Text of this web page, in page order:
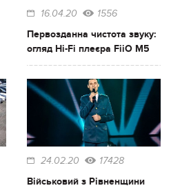
16.04.20 1556
Первозданна чистота звуку:
огляд Hi-Fi плеєра FiiO M5
24.02.20 17428
Військовий з Рівненщини